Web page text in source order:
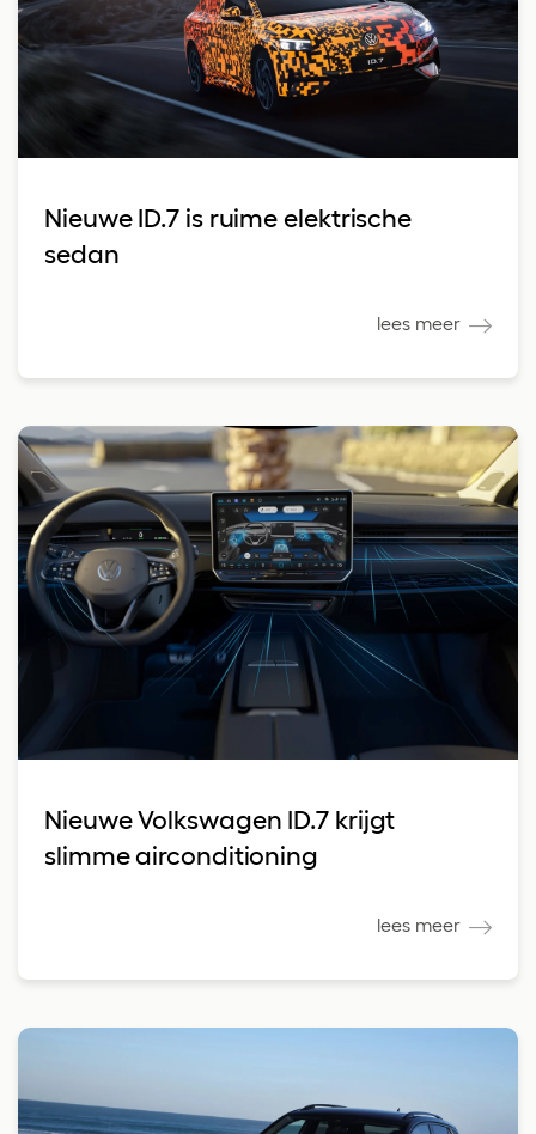
Nieuwe ID.7 is ruime elektrische
sedan
lees meer
Nieuwe Volkswagen ID.7 krijgt
slimme airconditioning
lees meer